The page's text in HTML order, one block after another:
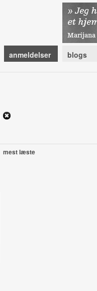
anmeldelser blogs
mest læste